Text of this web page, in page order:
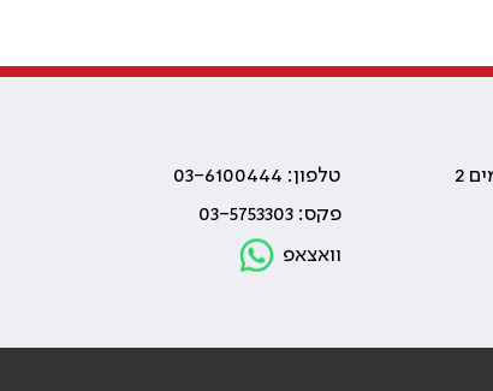
טלפון: 03-6100444
פקס: 03-5753303
וואצאפ